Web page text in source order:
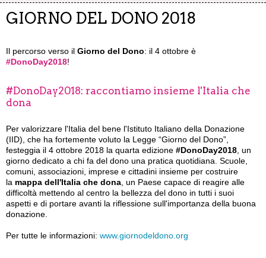
GIORNO DEL DONO 2018
Il percorso verso il Giorno del Dono: il 4 ottobre è
#DonoDay2018!
#DonoDay2018: raccontiamo insieme l'Italia che
dona
Per valorizzare l'Italia del bene l'Istituto Italiano della Donazione
(IID), che ha fortemente voluto la Legge “Giorno del Dono”,
festeggia il 4 ottobre 2018 la quarta edizione #DonoDay2018 , un
giorno dedicato a chi fa del dono una pratica quotidiana. Scuole,
comuni, associazioni, imprese e cittadini insieme per costruire
la mappa dell'Italia che dona , un Paese capace di reagire alle
difficoltà mettendo al centro la bellezza del dono in tutti i suoi
aspetti e di portare avanti la riflessione sull'importanza della buona
donazione.
Per tutte le informazioni: www.giornodeldono.org